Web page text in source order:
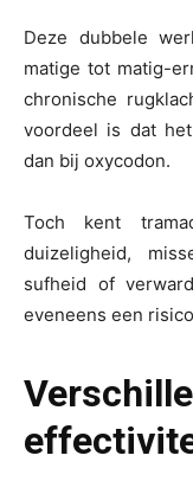
Deze dubbele
matige tot matig-
chronische
voordeel is dat
dan bij oxycodon.
Toch kent
duizeligheid,
sufheid of
eveneens een